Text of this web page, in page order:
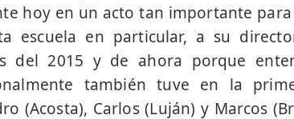
hoy en un acto tan importante
escuela en particular, a su
del 2015 y de ahora porque
también tuve en la
(Acosta), Carlos (Luján) y Marcos